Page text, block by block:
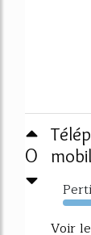
0
63%
Voir